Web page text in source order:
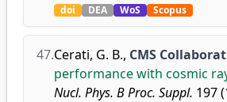
doi DEA WoS Scopus
47.Cerati, G. B., CMS
performance with cosmic
Nucl. Phys. B Proc. Suppl. 197